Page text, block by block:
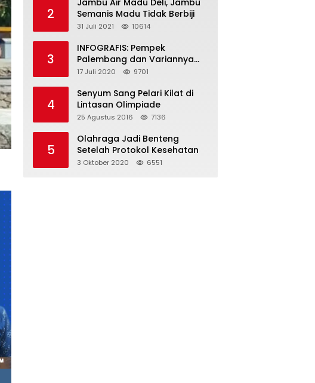
2
Jambu Air Madu Deli, Jambu
Semanis Madu Tidak Berbiji
31 Juli 2021 10614
3
INFOGRAFIS: Pempek
Palembang dan Variannya
yang Melegenda
17 Juli 2020 9701
4
Senyum Sang Pelari Kilat di
Lintasan Olimpiade
25 Agustus 2016 7136
5
Olahraga Jadi Benteng
Setelah Protokol Kesehatan
3 Oktober 2020 6551